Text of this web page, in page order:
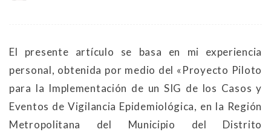
El presente artículo se basa en mi experiencia
personal, obtenida por medio del «Proyecto Piloto
para la Implementación de un SIG de los Casos y
Eventos de Vigilancia Epidemiológica, en la Región
Metropolitana del Municipio del Distrito